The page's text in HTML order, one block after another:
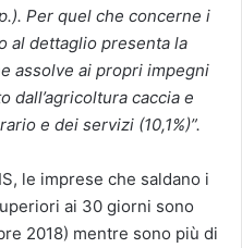
Per quel che concerne i
al dettaglio presenta la
assolve ai propri impegni
dall’agricoltura caccia e
e dei servizi (10,1%)”.
le imprese che saldano i
ai 30 giorni sono
2018) mentre sono più di